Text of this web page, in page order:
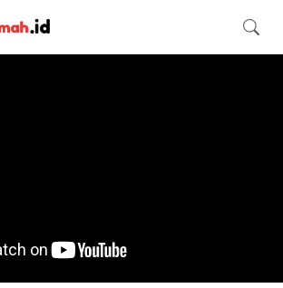
Langsung ke konten utama